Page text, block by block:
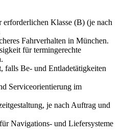
erforderlichen Klasse (B) (je nach
Fahrverhalten in München.
für termingerechte
falls Be- und Entladetätigkeiten
Serviceorientierung im
je nach Auftrag und
Navigations- und Liefersysteme